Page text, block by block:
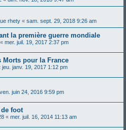
rhety « sam. sept. 29, 2018 9:26 am
la première guerre mondiale
« mer. juil. 19, 2017 2:37 pm
Morts pour la France
jeu. janv. 19, 2017 1:12 pm
ven. juin 24, 2016 9:59 pm
de foot
« mer. juil. 16, 2014 11:13 am